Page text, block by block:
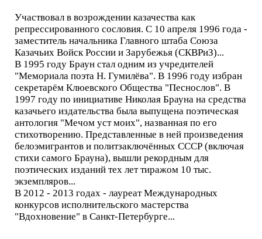
Участвовал в возрождении казачества как
репрессированного сословия. С 10 апреля 1996 года -
заместитель начальника Главного штаба Союза
Казачьих Войск России и Зарубежья (СКВРиЗ)...
В 1995 году Браун стал одним из учредителей
"Мемориала поэта Н. Гумилёва". В 1996 году избран
секретарём Клюевского Общества "Песнослов". В
1997 году по инициативе Николая Брауна на средства
казачьего издательства была выпущена поэтическая
антология "Мечом уст моих", названная по его
стихотворению. Представленные в ней произведения
белоэмигрантов и политзаключённых СССР (включая
стихи самого Брауна), вышли рекордным для
поэтических изданий тех лет тиражом 10 тыс.
экземпляров...
В 2012 - 2013 годах - лауреат Международных
конкурсов исполнительского мастерства
"Вдохновение" в Санкт-Петербурге...